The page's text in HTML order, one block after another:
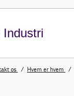
Industri
os Hvem er hvem